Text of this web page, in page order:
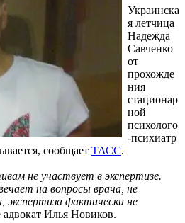
Украинска
я летчица
Надежда
Савченко
от
прохожде
ния
стационар
ной
психолого
-психиатр
сообщает ТАСС.
не участвует в экспертизе.
на вопросы врача, не
экспертиза фактически не
Илья Новиков.